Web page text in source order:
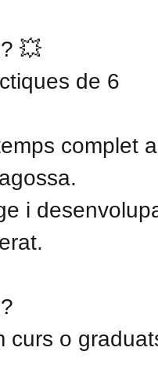
💥
de 6
complet
i
curs o